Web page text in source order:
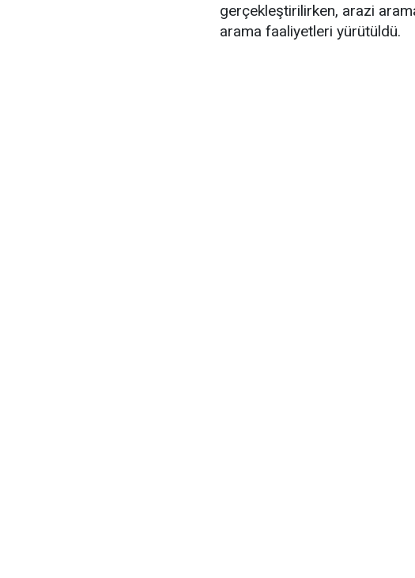
gerçekleştirilirken, arazi
arama faaliyetleri yürütüldü.